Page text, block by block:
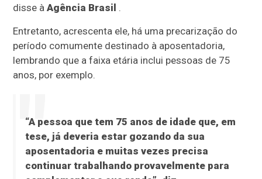
disse àAgência Brasil .
Entretanto, acrescenta ele, há uma precarização do
período comumente destinado à aposentadoria,
lembrando que a faixa etária inclui pessoas de 75
anos, por exemplo.
“A pessoa que tem 75 anos de idade que, em
tese, já deveria estar gozando da sua
aposentadoria e muitas vezes precisa
continuar trabalhando provavelmente para